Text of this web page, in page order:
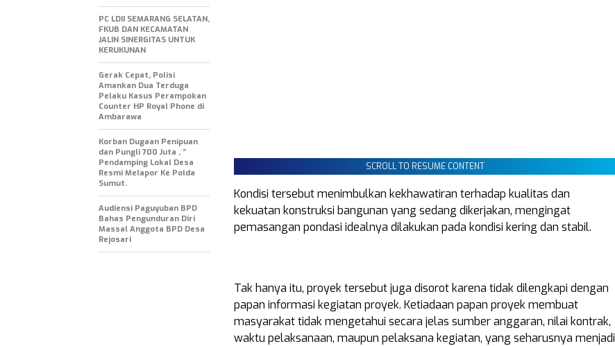
SCROLL TO RESUME CONTENT
Kondisi tersebut menimbulkan kekhawatiran terhadap kualitas dan
kekuatan konstruksi bangunan yang sedang dikerjakan, mengingat
pemasangan pondasi idealnya dilakukan pada kondisi kering dan stabil.
Tak hanya itu, proyek tersebut juga disorot karena tidak dilengkapi dengan
papan informasi kegiatan proyek. Ketiadaan papan proyek membuat
masyarakat tidak mengetahui secara jelas sumber anggaran, nilai kontrak,
waktu pelaksanaan, maupun pelaksana kegiatan, yang seharusnya menjadi
PC LDII SEMARANG SELATAN,
FKUB DAN KECAMATAN
JALIN SINERGITAS UNTUK
KERUKUNAN
Gerak Cepat, Polisi
Amankan Dua Terduga
Pelaku Kasus Perampokan
Counter HP Royal Phone di
Ambarawa
Korban Dugaan Penipuan
dan Pungli 700 Juta , ”
Pendamping Lokal Desa
Resmi Melapor Ke Polda
Sumut.
Audiensi Paguyuban BPD
Bahas Pengunduran Diri
Massal Anggota BPD Desa
Rejosari